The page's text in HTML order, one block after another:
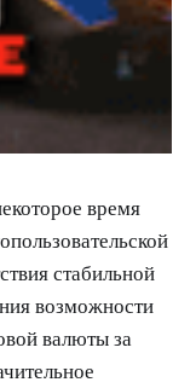
время
стабильной
возможности
валюты за